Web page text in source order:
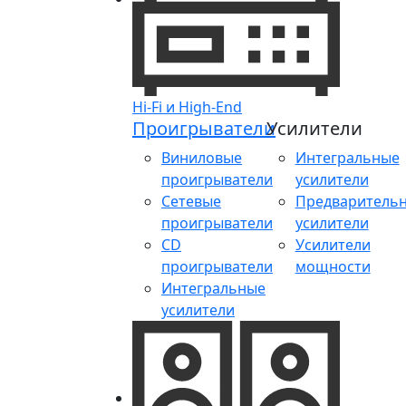
Hi-Fi и High-End
Проигрыватели
Виниловые
проигрыватели
Сетевые
проигрыватели
CD
проигрыватели
Интегральные
усилители
Усилители
Интегральные
усилители
усилители
Усилители
мощности